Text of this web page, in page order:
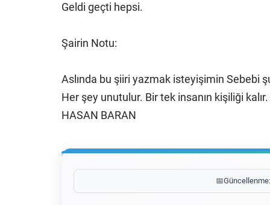
Geldi geçti hepsi.
Şairin Notu:
Aslında bu şiiri yazmak isteyişimin Sebebi
Her şey unutulur. Bir tek insanın kişiliği kalır.
HASAN BARAN
📅Güncellenme: